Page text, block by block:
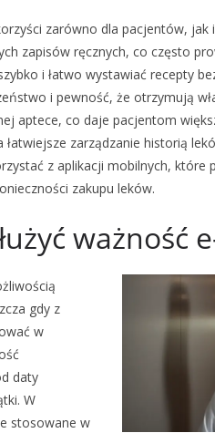
zarówno dla pacjentów, jak
zapisów ręcznych, co często
i łatwo wystawiać recepty
i pewność, że otrzymują
aptece, co daje pacjentom
zarządzanie historią
z aplikacji mobilnych, które
zakupu leków.
ważność
gdy z
w
daty
W
stosowane w